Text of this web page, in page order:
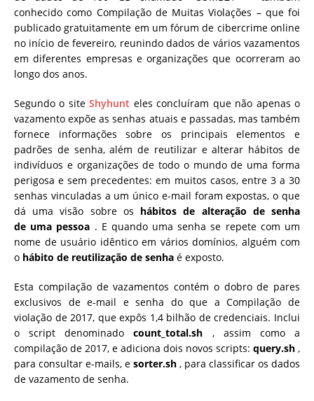
conhecido como Compilação de Muitas Violações – que foi
publicado gratuitamente em um fórum de cibercrime online
no início de fevereiro, reunindo dados de vários vazamentos
em diferentes empresas e organizações que ocorreram ao
longo dos anos.
Segundo o siteShyhunt eles concluíram que não apenas o
vazamento expõe as senhas atuais e passadas, mas também
fornece informações sobre os principais elementos e
padrões de senha, além de reutilizar e alterar hábitos de
indivíduos e organizações de todo o mundo de uma forma
perigosa e sem precedentes: em muitos casos, entre 3 a 30
senhas vinculadas a um único e-mail foram expostas, o que
dá uma visão sobre os hábitos de alteração de senha
de uma pessoa . E quando uma senha se repete com um
nome de usuário idêntico em vários domínios, alguém com
o hábito de reutilização de senha é exposto.
Esta compilação de vazamentos contém o dobro de pares
exclusivos de e-mail e senha do que a Compilação de
violação de 2017, que expôs 1,4 bilhão de credenciais. Inclui
o script denominadocount_total.sh , assim como a
compilação de 2017, e adiciona dois novos scripts: query.sh ,
para consultar e-mails, e sorter.sh , para classificar os dados
de vazamento de senha.